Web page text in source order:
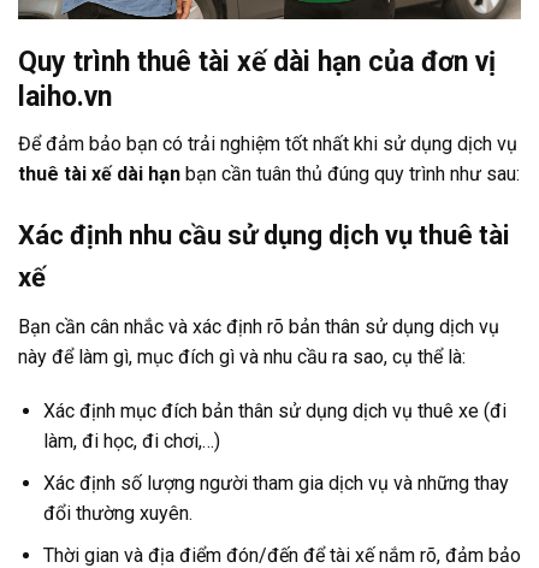
Quy trình thuê tài xế dài hạn của đơn vị
laiho.vn
Để đảm bảo bạn có trải nghiệm tốt nhất khi sử dụng dịch vụ
thuê tài xế dài hạn bạn cần tuân thủ đúng quy trình như sau:
Xác định nhu cầu sử dụng dịch vụ thuê tài
xế
Bạn cần cân nhắc và xác định rõ bản thân sử dụng dịch vụ
này để làm gì, mục đích gì và nhu cầu ra sao, cụ thể là:
Xác định mục đích bản thân sử dụng dịch vụ thuê xe (đi
làm, đi học, đi chơi,…)
Xác định số lượng người tham gia dịch vụ và những thay
đổi thường xuyên.
Thời gian và địa điểm đón/đến để tài xế nắm rõ, đảm bảo